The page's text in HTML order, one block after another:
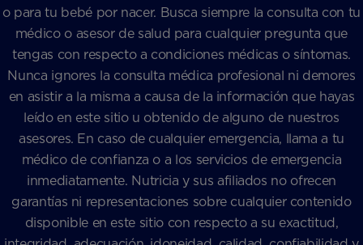
o para tu bebé por nacer. Busca siempre la consulta con tu
médico o asesor de salud para cualquier pregunta que
tengas con respecto a condiciones médicas o síntomas.
Nunca ignores la consulta médica profesional ni demores
en asistir a la misma a causa de la información que hayas
leído en este sitio u obtenido de alguno de nuestros
asesores. En caso de cualquier emergencia, llama a tu
médico de confianza o a los servicios de emergencia
inmediatamente. Nutricia y sus afiliados no ofrecen
garantías ni representaciones sobre cualquier contenido
disponible en este sitio con respecto a su exactitud,